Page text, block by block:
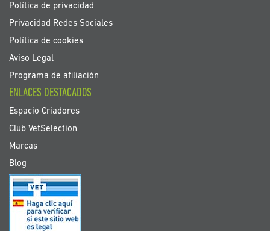
Política de privacidad
Privacidad Redes Sociales
Política de cookies
Aviso Legal
Programa de afiliación
ENLACES DESTACADOS
Espacio Criadores
Club VetSelection
Marcas
Blog